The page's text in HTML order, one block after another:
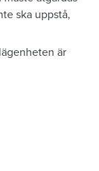
ska uppstå,
är